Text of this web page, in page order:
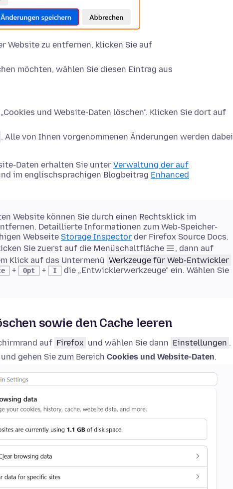
Website zu entfernen, klicken Sie auf
möchten, wählen Sie diesen Eintrag aus
und Website-Daten löschen". Klicken Sie dort auf
. Alle von Ihnen vorgenommenen Änderungen werden dabei
Daten erhalten Sie unter Verwaltung der auf
im englischsprachigen Blogbeitrag Enhanced
Website können Sie durch einen Rechtsklick im
Detaillierte Informationen zum Web-Speicher-
Webseite Storage Inspector der Firefox Source Docs.
Sie zuerst auf die Menüschaltfläche
, dann auf
Klick auf das Untermenü Werkzeuge für Web-Entwickler
+ Opt + I
die „Entwicklerwerkzeuge" ein. Wählen Sie
sowie den Cache leeren
auf Firefox und wählen Sie dann Einstellungen .
und gehen Sie zum Bereich Cookies und Website-Daten.